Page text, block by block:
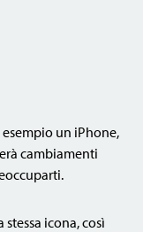
un iPhone,
cambiamenti
icona, così